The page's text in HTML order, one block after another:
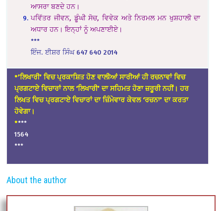
ਆਸਰਾ ਬਣਦੇ ਹਨ।
ਪਵਿੱਤਰ ਜੀਵਨ, ਡੂੰਘੀ ਸੋਚ, ਵਿਵੇਕ ਅਤੇ ਨਿਰਮਲ ਮਨ ਖੁਸ਼ਹਾਲੀ ਦਾ
ਅਧਾਰ ਹਨ। ਇਨ੍ਹਾਂ ਨੂੰ ਅਪਣਾਈਏ।
***
ਇੰਜ. ਈਸ਼ਰ ਸਿੰਘ 647 640 2014
*’ਲਿਖਾਰੀ’ ਵਿਚ ਪ੍ਰਕਾਸ਼ਿਤ ਹੋਣ ਵਾਲੀਆਂ ਸਾਰੀਆਂ ਹੀ ਰਚਨਾਵਾਂ ਵਿਚ
ਪ੍ਰਗਟਾਏ ਵਿਚਾਰਾਂ ਨਾਲ ‘ਲਿਖਾਰੀ’ ਦਾ ਸਹਿਮਤ ਹੋਣਾ ਜ਼ਰੂਰੀ ਨਹੀਂ। ਹਰ
ਲਿਖਤ ਵਿਚ ਪ੍ਰਗਟਾਏ ਵਿਚਾਰਾਂ ਦਾ ਜ਼ਿੰਮੇਵਾਰ ਕੇਵਲ ‘ਰਚਨਾ’ ਦਾ ਕਰਤਾ
ਹੋਵੇਗਾ।
****
1564
***
About the author